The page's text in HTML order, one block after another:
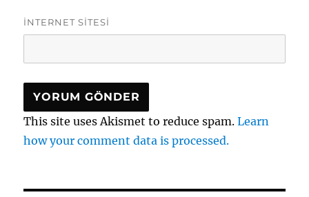
İNTERNET SITESI
This site uses Akismet to reduce spam.Learn
how your comment data is processed.